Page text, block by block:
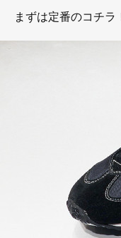
まずは定番のコチラ